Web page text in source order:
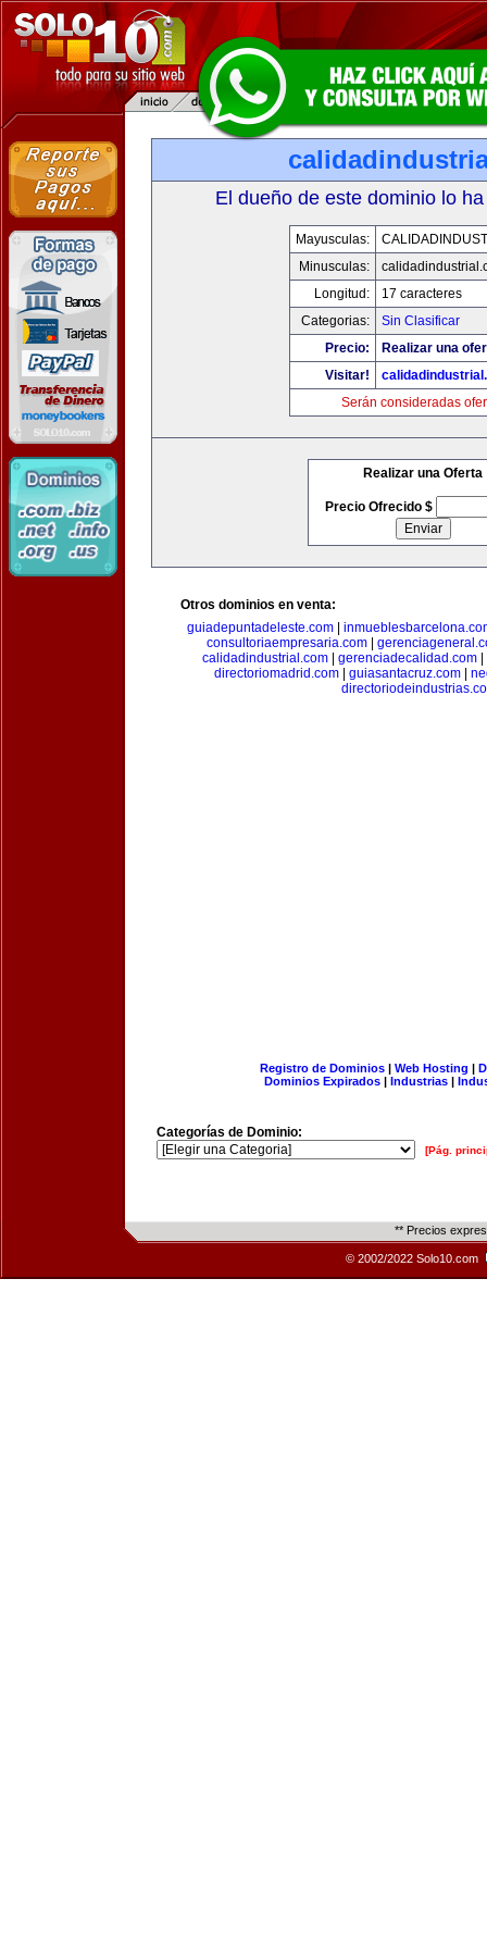
El dueño de este dominio lo
Mayusculas:
Minusculas:
Longitud:
17 caracteres
Categorias:
Sin Clasificar
Precio:
Realizar una
Visitar!
Serán consideradas
Realizar una Oferta
Precio Ofrecido $
Otros dominios en venta:
guiadepuntadeleste.com|
consultoriaempresaria.com
calidadindustrial.com
gerenciadecalidad.com
directoriomadrid.com| guiasantacruz.com|
Registro de Dominios| Web Hosting |
Dominios Expirados | Industrias |
Categorías de Dominio:
[Pág.
** Precios
© 2002/2022 Solo10.com